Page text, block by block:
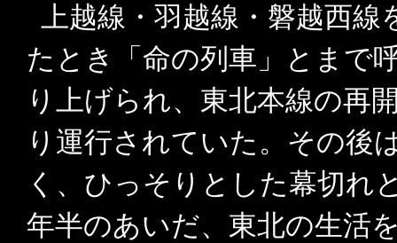
上越線・羽越線・磐越西線
たとき「命の列車」とまで
り上げられ、東北本線の再
り運行されていた。その後
く、ひっそりとした幕切れ
年半のあいだ、東北の生活